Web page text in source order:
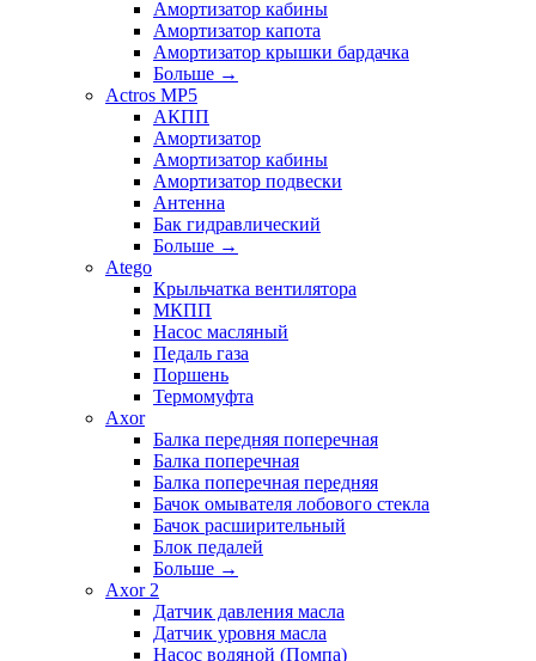
Амортизатор кабины
Амортизатор капота
Амортизатор крышки бардачка
Больше →
Actros MP5
АКПП
Амортизатор
Амортизатор кабины
Амортизатор подвески
Антенна
Бак гидравлический
Больше →
Atego
Крыльчатка вентилятора
МКПП
Насос масляный
Педаль газа
Поршень
Термомуфта
Axor
Балка передняя поперечная
Балка поперечная
Балка поперечная передняя
Бачок омывателя лобового стекла
Бачок расширительный
Блок педалей
Больше →
Axor 2
Датчик давления масла
Датчик уровня масла
Насос водяной (Помпа)